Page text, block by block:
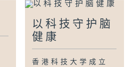
以科技守护脑
健康
香港科技大学成立